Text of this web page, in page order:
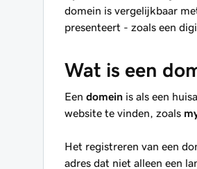
domein is vergelijkbaar
presenteert - zoals een
Wat is een
Een domein is als een
website te vinden, zoals
Het registreren van een
adres dat niet alleen een